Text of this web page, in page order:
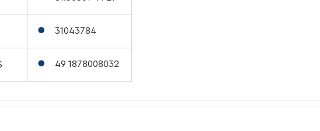
31043784
49 1878008032